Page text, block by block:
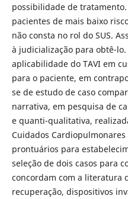
possibilidade de
pacientes de mais baixo
não consta no rol do SUS.
à judicialização para obtê-
aplicabilidade do TAVI em
para o paciente, em
se de estudo de caso
narrativa, em pesquisa de
e quanti-qualitativa,
Cuidados
prontuários para
seleção de dois casos para
concordam com a literatura
recuperação, dispositivos